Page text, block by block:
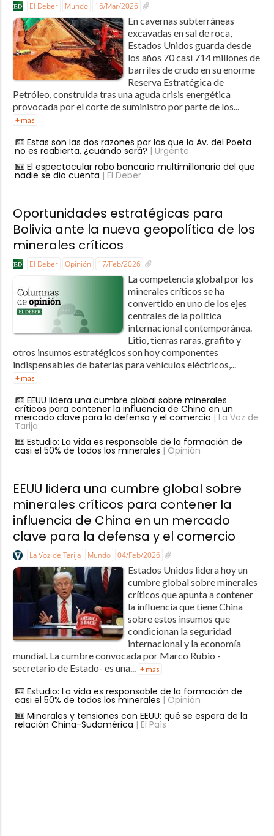
El Deber Mundo 16/Mar/2026
En cavernas subterráneas
excavadas en sal de roca,
Estados Unidos guarda desde
los años 70 casi 714 millones de
barriles de crudo en su enorme
Reserva Estratégica de
Petróleo, construida tras una aguda crisis energética
provocada por el corte de suministro por parte de los...
+ más
Estas son las dos razones por las que la Av. del Poeta
no es reabierta, ¿cuándo será? | Urgente
El espectacular robo bancario multimillonario del que
nadie se dio cuenta | El Deber
Oportunidades estratégicas para
Bolivia ante la nueva geopolítica de los
minerales críticos
El Deber Opinión 17/Feb/2026
La competencia global por los
minerales críticos se ha
convertido en uno de los ejes
centrales de la política
internacional contemporánea.
Litio, tierras raras, grafito y
otros insumos estratégicos son hoy componentes
indispensables de baterías para vehículos eléctricos,...
+ más
EEUU lidera una cumbre global sobre minerales
críticos para contener la influencia de China en un
mercado clave para la defensa y el comercio | La Voz de
Tarija
Estudio: La vida es responsable de la formación de
casi el 50% de todos los minerales | Opinión
EEUU lidera una cumbre global sobre
minerales críticos para contener la
influencia de China en un mercado
clave para la defensa y el comercio
La Voz de Tarija Mundo 04/Feb/2026
Estados Unidos lidera hoy un
cumbre global sobre minerales
críticos que apunta a contener
la influencia que tiene China
sobre estos insumos que
condicionan la seguridad
internacional y la economía
mundial. La cumbre convocada por Marco Rubio -
secretario de Estado- es una... + más
Estudio: La vida es responsable de la formación de
casi el 50% de todos los minerales | Opinión
Minerales y tensiones con EEUU: qué se espera de la
relación China-Sudamérica | El País